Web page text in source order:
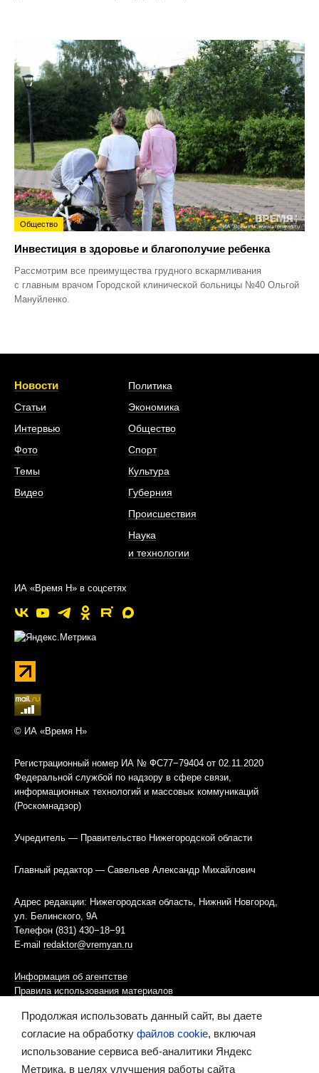
Общество
Инвестиция в здоровье и благополучие ребенка
Рассмотрим все преимущества грудного вскармливания
с главным врачом Городской клинической больницы №40 Ольгой
Мануйленко.
Новости
Статьи
Интервью
Фото
Темы
Видео
Политика
Экономика
Общество
Спорт
Культура
Губерния
Происшествия
Наука
и технологии
ИА «Время Н» в соцсетях
© ИА «Время Н»
Регистрационный номер ИА № ФС77−79404 от 02.11.2020
Федеральной службой по надзору в сфере связи,
информационных технологий и массовых коммуникаций
(Роскомнадзор)
Учредитель — Правительство Нижегородской области
Главный редактор — Савельев Александр Михайлович
Адрес редакции: Нижегородская область, Нижний Новгород,
ул. Белинского, 9А
Телефон (831) 430−18−91
E-mail redaktor@vremyan.ru
Информация об агентстве
Правила использования материалов
Информационная политика использования «cookies»-файлов
Ресурс содержит материалы 16+
Продолжая использовать данный сайт, вы даете
согласие на обработку файлов cookie, включая
использование сервиса веб-аналитики Яндекс
Метрика, в целях улучшения работы сайта